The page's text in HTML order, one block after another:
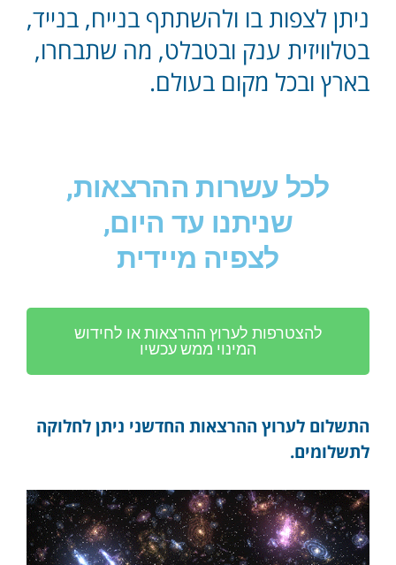
ניתן לצפות בו ולהשתתף בנייח, בנייד,
בטלוויזית ענק ובטבלט, מה שתבחרו,
בארץ ובכל מקום בעולם.
לכל עשרות ההרצאות,
שניתנו עד היום,
לצפיה מיידית
להצטרפות לערוץ ההרצאות או לחידוש
המינוי ממש עכשיו
התשלום לערוץ ההרצאות החדשני ניתן לחלוקה
לתשלומים.